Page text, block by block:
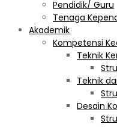
Pendidik/ Guru
Tenaga
Akademik
Kompetensi
Teknik
Teknik
Desain